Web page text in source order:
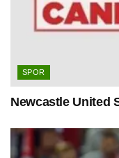
SPOR
Newcastle United